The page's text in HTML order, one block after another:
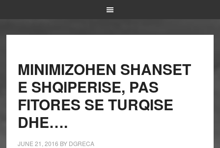
MINIMIZOHEN SHANSET
E SHQIPERISE, PAS
FITORES SE TURQISE
DHE….
JUNE 21, 2016 BY DGRECA